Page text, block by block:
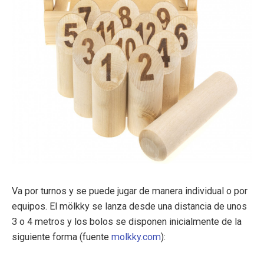
Va por turnos y se puede jugar de manera individual o por
equipos. El mölkky se lanza desde una distancia de unos
3 o 4 metros y los bolos se disponen inicialmente de la
siguiente forma (fuente molkky.com):